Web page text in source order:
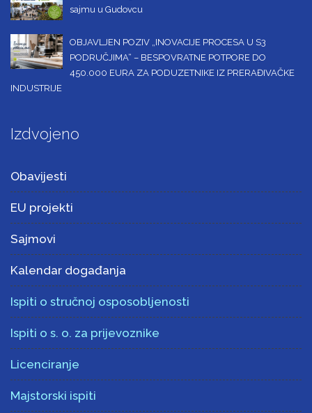
sajmu u Gudovcu
OBJAVLJEN POZIV „INOVACIJE PROCESA U S3
PODRUČJIMA“ – BESPOVRATNE POTPORE DO
450.000 EURA ZA PODUZETNIKE IZ PRERAĐIVAČKE
INDUSTRIJE
Izdvojeno
Obavijesti
EU projekti
Sajmovi
Kalendar događanja
Ispiti o stručnoj osposobljenosti
Ispiti o s. o. za prijevoznike
Licenciranje
Majstorski ispiti